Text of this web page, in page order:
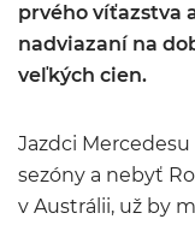
prvého víťazstva
nadviazaní na
veľkých cien.
Jazdci
sezóny a nebyť
v Austrálii, už by